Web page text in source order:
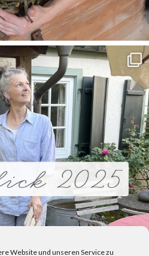
Website und unseren Service zu